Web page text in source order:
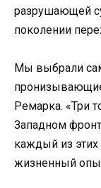
разрушающей
поколении
Мы выбрали
Ремарка. «Три
Западном
каждый из
жизненный